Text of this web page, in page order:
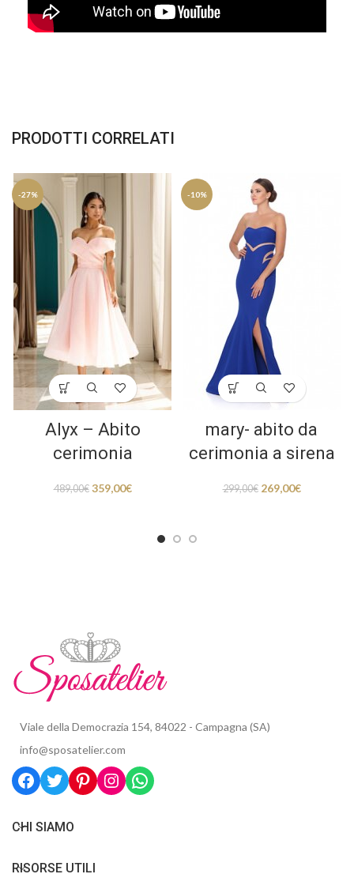
PRODOTTI CORRELATI
-27%
Alyx – Abito
cerimonia
489,00€ 359,00€
-10%
mary- abito da
cerimonia a sirena
299,00€ 269,00€
Viale della Democrazia 154, 84022 - Campagna (SA)
info@sposatelier.com
CHI SIAMO
RISORSE UTILI